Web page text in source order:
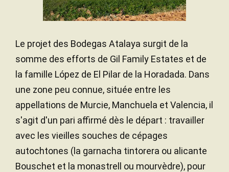
Le projet des Bodegas Atalaya surgit de la
somme des efforts de Gil Family Estates et de
la famille López de El Pilar de la Horadada. Dans
une zone peu connue, située entre les
appellations de Murcie, Manchuela et Valencia, il
s'agit d'un pari affirmé dès le départ : travailler
avec les vieilles souches de cépages
autochtones (la garnacha tintorera ou alicante
Bouschet et la monastrell ou mourvèdre), pour